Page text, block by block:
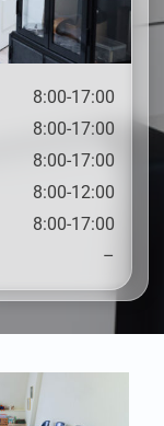
8:00-17:00
8:00-17:00
8:00-17:00
8:00-12:00
8:00-17:00
–